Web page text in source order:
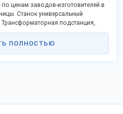
ценам заводов-изготовителей в
Станок универсальный
подстанция,
станок мод. ВС3-103,
преобразователи частоты, Ткань
ПОЛНОСТЬЮ